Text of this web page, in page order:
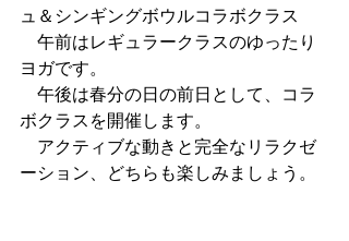
ュ＆シンギングボウルコラボクラス
午前はレギュラークラスのゆったり
ヨガです。
午後は春分の日の前日として、コラ
ボクラスを開催します。
アクティブな動きと完全なリラクゼ
ーション、どちらも楽しみましょう。